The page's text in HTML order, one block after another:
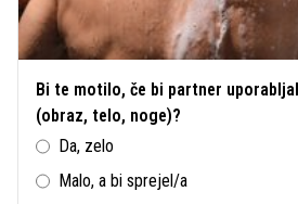
Bi te motilo, če bi partner
(obraz, telo, noge)?
Da, zelo
Malo, a bi sprejel/a